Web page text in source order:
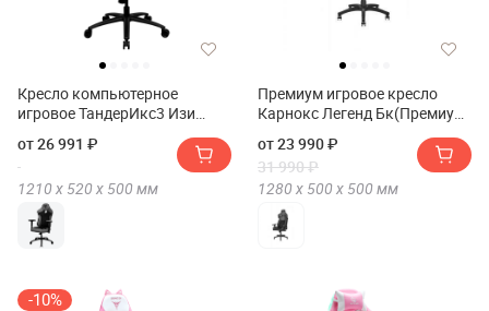
Кресло компьютерное
игровое ТандерИкс3 Изи
игровое ThunderX3 EAZE
Mesh)
от 26 991 ₽
1210 х 520 х 500 мм
Премиум игровое кресло
Карнокс Легенд Бк(Премиум
LEGEND BK)
от 23 990 ₽
31 990 ₽
1280 х 500 х 500 мм
-10%